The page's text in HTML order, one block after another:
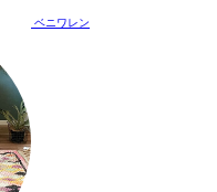
ベニワレン